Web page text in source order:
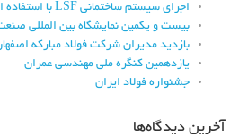
اجرای سیستم ساختمانی LSF با استفاده از قطعات CFS
بیست و یکمین نمایشگاه بین المللی
بازدید مدیران شرکت فولاد مبارکه
یازدهمین کنگره ملی مهندسی عمران
جشنواره فولاد ایران
آخرین دیدگاه‌ها